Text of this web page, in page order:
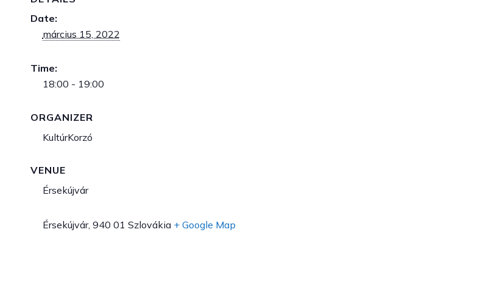
Date:
március 15, 2022
Time:
18:00 - 19:00
ORGANIZER
KultúrKorzó
VENUE
Érsekújvár
Érsekújvár, 940 01 Szlovákia + Google Map